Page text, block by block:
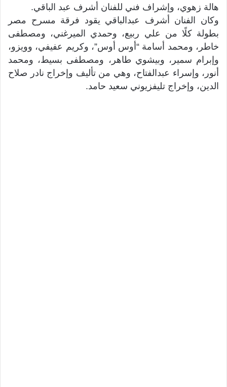
هالة زهوي، وإشراف فني للفنان أشرف عبد الباقي.
وكان الفنان أشرف عبدالباقي يقود فرقة مسرح مصر
بطولة كلًا من علي ربيع، وحمدي الميرغني، ومصطفى
خاطر، ومحمد أسامة “أوس أوس”، وكريم عفيفي، وويزو،
وإبرام سمير، وبيشوي طاهر، ومصطفى بسيط، ومحمد
أنور، وإسراء عبدالفتاح، وهي من تأليف وإخراج نادر صلاح
الدين، وإخراج تليفزيوني سعيد حامد.